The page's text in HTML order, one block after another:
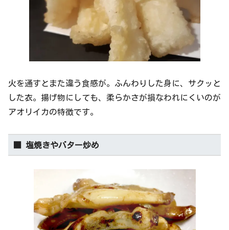
火を通すとまた違う食感が。ふんわりした身に、サクッと
した衣。揚げ物にしても、柔らかさが損なわれにくいのが
アオリイカの特徴です。
■ 塩焼きやバター炒め